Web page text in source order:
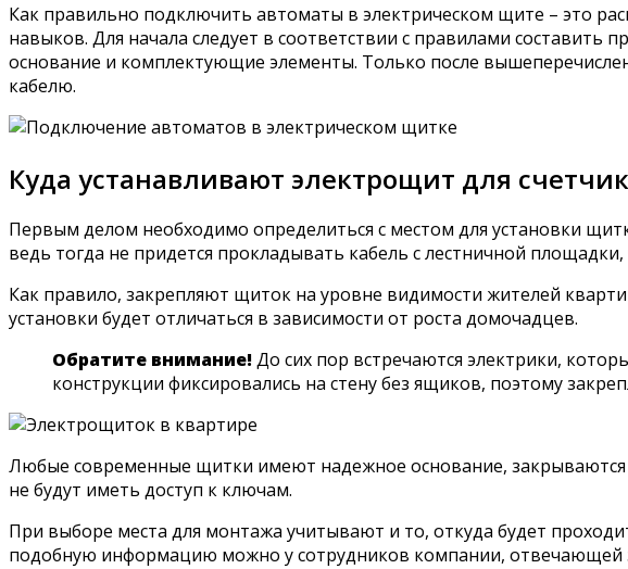
Как правильно подключить автоматы в электрическом щите – это
навыков. Для начала следует в соответствии с правилами составить
основание и комплектующие элементы. Только после
кабелю.
Куда устанавливают электрощит для
Первым делом необходимо определиться с местом для установки
ведь тогда не придется прокладывать кабель с лестничной
Как правило, закрепляют щиток на уровне видимости жителей
установки будет отличаться в зависимости от роста домочадцев.
Обратите внимание!До сих пор встречаются электрики,
конструкции фиксировались на стену без ящиков, поэтому
Любые современные щитки имеют надежное основание,
не будут иметь доступ к ключам.
При выборе места для монтажа учитывают и то, откуда будет
подобную информацию можно у сотрудников компании, отвечающей